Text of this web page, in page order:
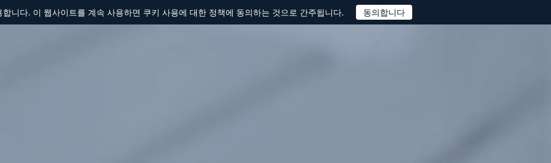
합니다. 이 웹사이트를 계속 사용하면 쿠키 사용에 대한 정책에 동의하는 것으로 간주됩니다.